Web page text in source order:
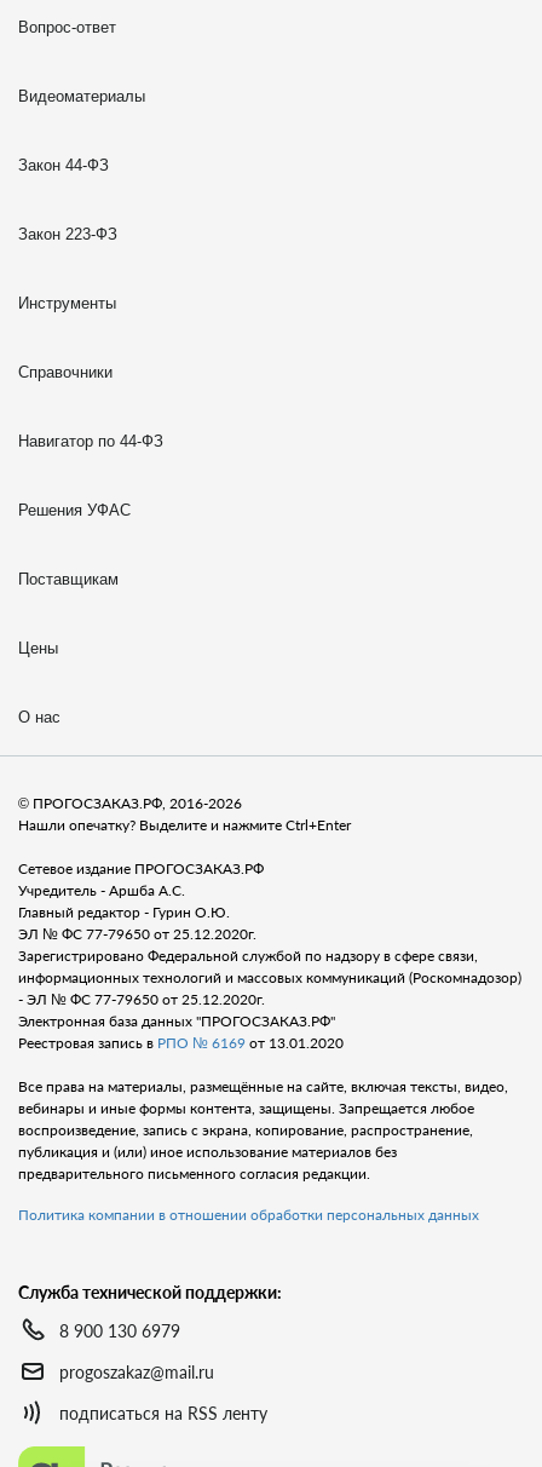
Вопрос-ответ
Видеоматериалы
Закон 44-ФЗ
Закон 223-ФЗ
Инструменты
Справочники
Навигатор по 44-ФЗ
Решения УФАС
Поставщикам
Цены
О нас
© ПРОГОСЗАКАЗ.РФ, 2016-2026
Нашли опечатку? Выделите и нажмите Ctrl+Enter
Сетевое издание ПРОГОСЗАКАЗ.РФ
Учредитель - Аршба А.С.
Главный редактор - Гурин О.Ю.
ЭЛ № ФС 77-79650 от 25.12.2020г.
Зарегистрировано Федеральной службой по надзору в сфере связи,
информационных технологий и массовых коммуникаций (Роскомнадозор)
- ЭЛ № ФС 77-79650 от 25.12.2020г.
Электронная база данных "ПРОГОСЗАКАЗ.РФ"
Реестровая запись в РПО № 6169 от 13.01.2020
Все права на материалы, размещённые на сайте, включая тексты, видео,
вебинары и иные формы контента, защищены. Запрещается любое
воспроизведение, запись с экрана, копирование, распространение,
публикация и (или) иное использование материалов без
предварительного письменного согласия редакции.
Политика компании в отношении обработки персональных данных
Служба технической поддержки:
8 900 130 6979
progoszakaz@mail.ru
подписаться на RSS ленту